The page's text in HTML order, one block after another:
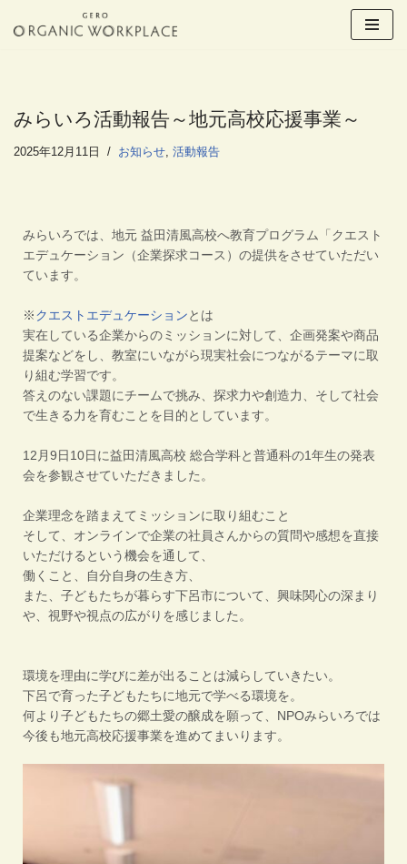
ツ
へ
プ
みらいろ活動報告～地元高校応援事業～
2025年12月11日 お知らせ 活動報告
みらいろでは、地元 益田清風高校へ教育プログラム「クエスト
エデュケーション（企業探求コース） の提供をさせていただい
ています。
※クエストエデュケーションとは
実在している企業からのミッションに対して、 企画発案や商品
提案などをし、 教室にいながら現実社会につながるテーマに取
り組む学習です。
答えのない課題にチームで挑み、探求力や創造力、 そして社会
で生きる力を育むことを目的としています。
12月9日10日に益田清風高校 総合学科と普通科の1年生の発表
会を参観させていただきました。
企業理念を踏まえてミッションに取り組むこと
そして、 オンラインで企業の社員さんからの質問や感想を直接
いただけると いう機会を通して、
働くこと、自分自身の生き方、
また、子どもたちが暮らす下呂市について、興味関心の深まり
や、 視野や視点の広がりを感じました。
環境を理由に学びに差が出ることは減らしていきたい。
下呂で育った子どもたちに地元で学べる環境を。
何より子どもたちの郷土愛の醸成を願って、 NPOみらいろでは
今後も地元高校応援事業を進めてまいります。